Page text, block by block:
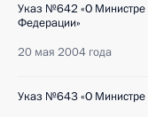
Указ №642 «О Министре
Федерации»
20 мая 2004 года
Указ №643 «О Министре